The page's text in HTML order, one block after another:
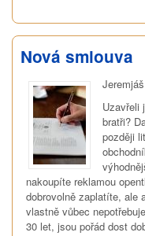
Nová smlouva
Uzavřeli
bratři?
později
nakoupíte reklamou
dobrovolně zaplatíte, ale
vlastně vůbec
30 let, jsou pořád dost